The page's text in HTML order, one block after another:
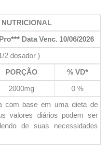
Data Venc. 10/06/2026
2 dosador )
PORÇÃO
% VD*
2000mg
0 %
com base em uma dieta de
valores diários podem ser
de suas necessidades